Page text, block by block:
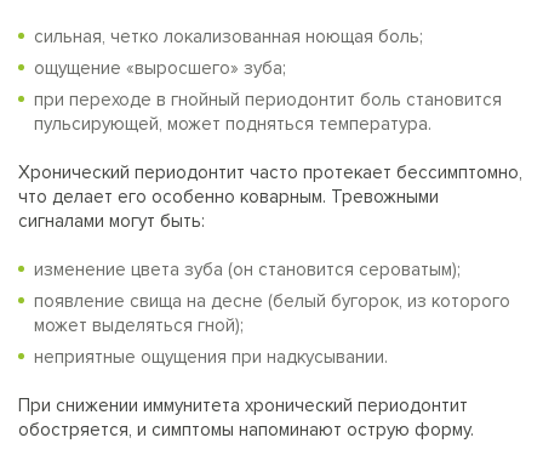
сильная, четко локализованная ноющая боль;
ощущение «выросшего» зуба;
при переходе в гнойный периодонтит боль становится
пульсирующей, может подняться температура.
Хронический периодонтит часто протекает бессимптомно,
что делает его особенно коварным. Тревожными
сигналами могут быть:
изменение цвета зуба (он становится сероватым);
появление свища на десне (белый бугорок, из которого
может выделяться гной);
неприятные ощущения при надкусывании.
При снижении иммунитета хронический периодонтит
обостряется, и симптомы напоминают острую форму.